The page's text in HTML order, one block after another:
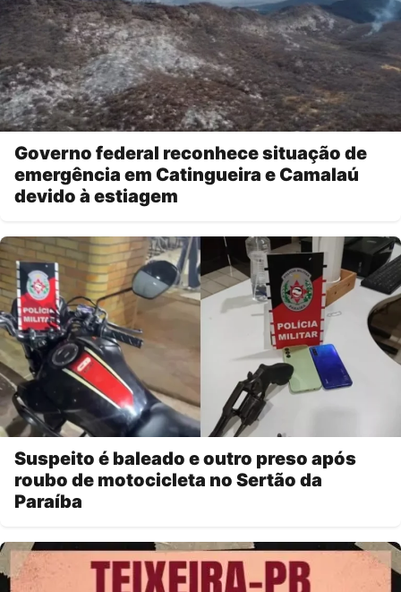
Governo federal reconhece situação de
emergência em Catingueira e Camalaú
devido à estiagem
Suspeito é baleado e outro preso após
roubo de motocicleta no Sertão da
Paraíba